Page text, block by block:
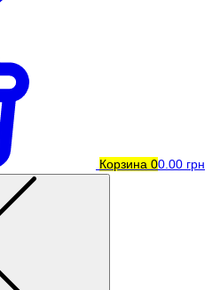
Корзина 00.00 грн